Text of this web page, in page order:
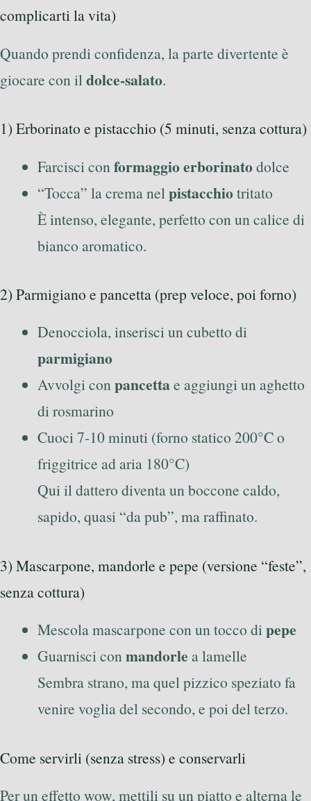
complicarti la vita)
Quando prendi confidenza, la parte divertente è
giocare con il dolce-salato.
1) Erborinato e pistacchio (5 minuti, senza cottura)
Farcisci con formaggio erborinatodolce
“Tocca” la crema nel pistacchiotritato
È intenso, elegante, perfetto con un calice di
bianco aromatico.
2) Parmigiano e pancetta (prep veloce, poi forno)
Denocciola, inserisci un cubetto di
parmigiano
Avvolgi conpancettae aggiungi un aghetto
di rosmarino
Cuoci 7-10 minuti (forno statico 200°C o
friggitrice ad aria 180°C)
Qui il dattero diventa un boccone caldo,
sapido, quasi “da pub”, ma raffinato.
3) Mascarpone, mandorle e pepe (versione “feste”,
senza cottura)
Mescola mascarpone con un tocco dipepe
Guarnisci conmandorle a lamelle
Sembra strano, ma quel pizzico speziato fa
venire voglia del secondo, e poi del terzo.
Come servirli (senza stress) e conservarli
Per un effetto wow, mettili su un piatto e alterna le